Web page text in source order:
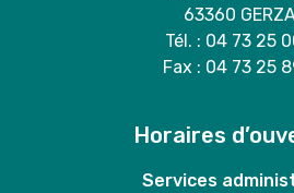
63360
Tél. : 04 73 25
Fax : 04 73 25
Horaires
Services